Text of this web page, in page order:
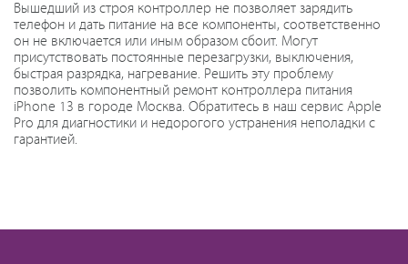
Вышедший из строя контроллер не позволяет зарядить
телефон и дать питание на все компоненты, соответственно
он не включается или иным образом сбоит. Могут
присутствовать постоянные перезагрузки, выключения,
быстрая разрядка, нагревание. Решить эту проблему
позволить компонентный ремонт контроллера питания
iPhone 13 в городе Москва. Обратитесь в наш сервис Apple
Pro для диагностики и недорогого устранения неполадки с
гарантией.